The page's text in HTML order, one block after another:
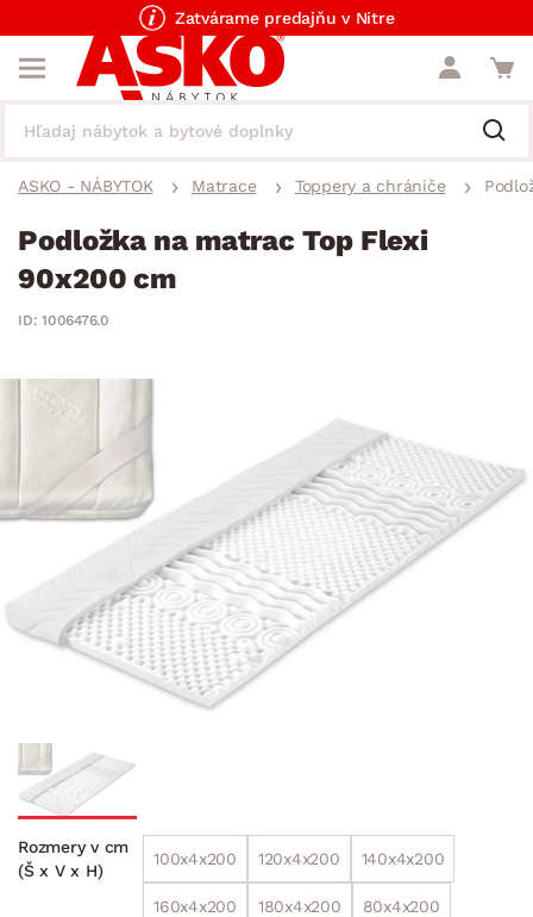
Zatvárame predajňu v Nitre
ASKO - NÁBYTOK Matrace Toppery a chrániče
Podložka na matrac Top Flexi
90x200 cm
ID: 1006476.0
Rozmery v cm
(Š x V x H)
100x4x200 120x4x200 140x4x200
160x4x200 180x4x200 80x4x200